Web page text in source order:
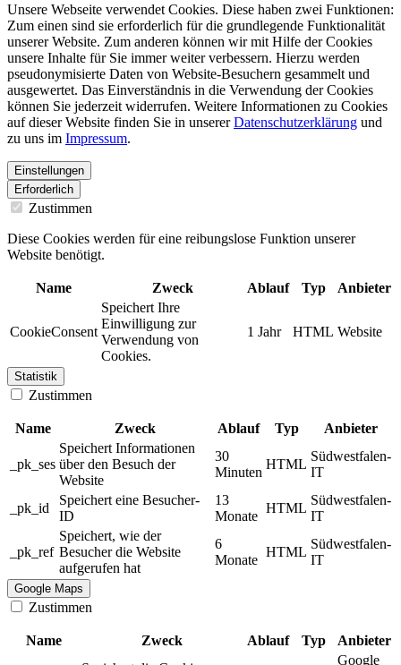
Unsere Webseite verwendet Cookies. Diese haben zwei Funktionen:
Zum einen sind sie erforderlich für die grundlegende Funktionalität
unserer Website. Zum anderen können wir mit Hilfe der Cookies
unsere Inhalte für Sie immer weiter verbessern. Hierzu werden
pseudonymisierte Daten von Website-Besuchern gesammelt und
ausgewertet. Das Einverständnis in die Verwendung der Cookies
können Sie jederzeit widerrufen. Weitere Informationen zu Cookies
auf dieser Website finden Sie in unsererDatenschutzerklärung und
zu uns im Impressum.
Einstellungen
Erforderlich
Zustimmen
Diese Cookies werden für eine reibungslose Funktion unserer
Website benötigt.
Name Zweck Ablauf Typ Anbieter
CookieConsent
Speichert Ihre
Einwilligung zur
Verwendung von
Cookies.
1 Jahr HTML Website
Statistik
Zustimmen
Name Zweck Ablauf Typ Anbieter
_pk_ses
Speichert Informationen
über den Besuch der
Website
30
Minuten
HTML
Südwestfalen-
IT
_pk_id
Speichert eine Besucher-
ID
13
Monate
HTML
Südwestfalen-
IT
_pk_ref
Speichert, wie der
Besucher die Website
aufgerufen hat
6
Monate
HTML
Südwestfalen-
IT
Google Maps
Zustimmen
Name Zweck Ablauf Typ
Anbieter
Google